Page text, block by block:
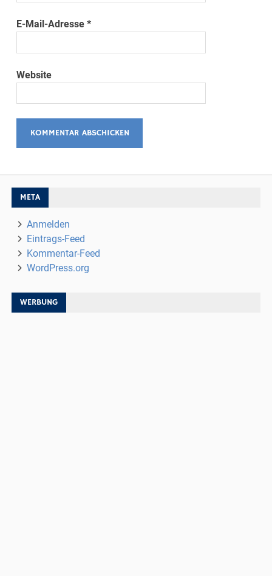
E-Mail-Adresse*
Website
META
Anmelden
Eintrags-Feed
Kommentar-Feed
WordPress.org
WERBUNG